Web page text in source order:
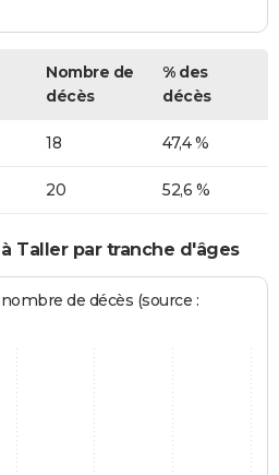
Nombre de
décès
% des
décès
18 47,4 %
20 52,6 %
Taller par tranche d'âges
de décès (source :